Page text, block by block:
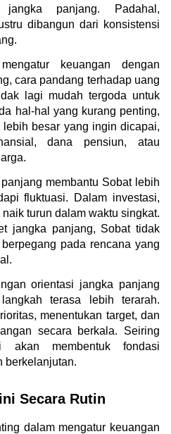
jangka panjang. Padahal,
dibangun dari konsistensi
keuangan dengan
cara pandang terhadap uang
lagi mudah tergoda untuk
hal-hal yang kurang penting,
besar yang ingin dicapai,
dana pensiun, atau
membantu Sobat lebih
fluktuasi. Dalam investasi,
turun dalam waktu singkat.
jangka panjang, Sobat tidak
pada rencana yang
orientasi jangka panjang
terasa lebih terarah.
menentukan target, dan
secara berkala. Seiring
akan membentuk fondasi
berkelanjutan.
Secara Rutin
dalam mengatur keuangan